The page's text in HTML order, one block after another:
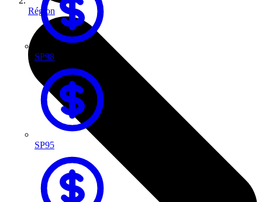
SP98
SP95
Région